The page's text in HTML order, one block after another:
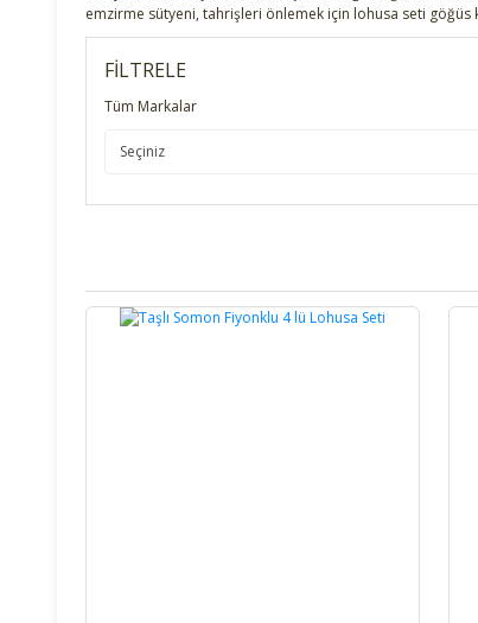
emzirme sütyeni, tahrişleri önlemek için lohusa seti
FİLTRELE
Tüm Markalar